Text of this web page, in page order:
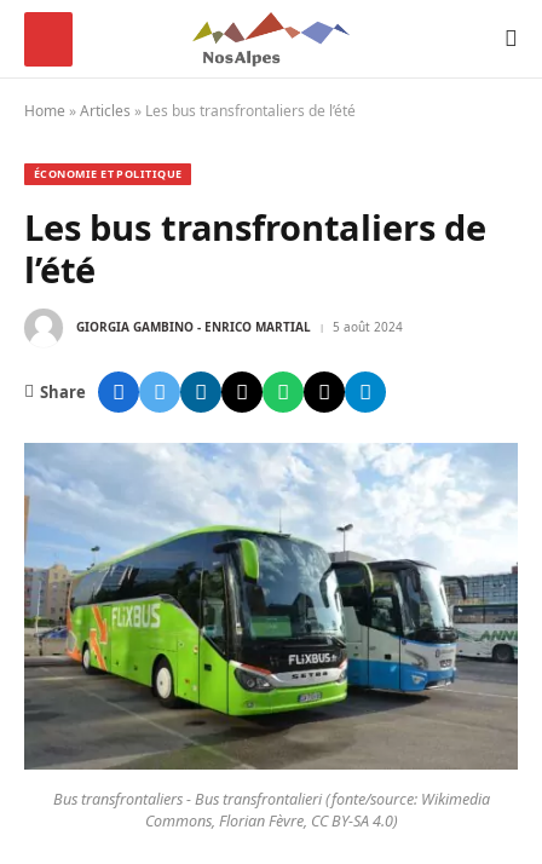
Home »Articles » Les bus transfrontaliers de l’été
ÉCONOMIE ET POLITIQUE
Les bus transfrontaliers de
l’été
GIORGIA GAMBINO - ENRICO MARTIAL 5 août 2024
Share
Bus transfrontaliers - Bus transfrontalieri (fonte/source: Wikimedia
Commons, Florian Fèvre, CC BY-SA 4.0)